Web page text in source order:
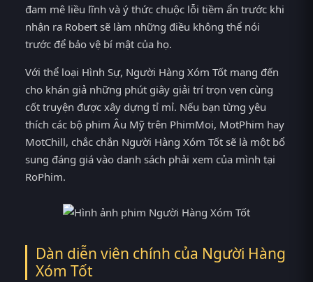
đam mê liều lĩnh và ý thức chuộc lỗi tiềm ẩn trước khi
nhận ra Robert sẽ làm những điều không thể nói
trước để bảo vệ bí mật của họ.
Với thể loại Hình Sự, Người Hàng Xóm Tốt mang đến
cho khán giả những phút giây giải trí trọn vẹn cùng
cốt truyện được xây dựng tỉ mỉ. Nếu bạn từng yêu
thích các bộ phim Âu Mỹ trên PhimMoi, MotPhim hay
MotChill, chắc chắn Người Hàng Xóm Tốt sẽ là một bổ
sung đáng giá vào danh sách phải xem của mình tại
RoPhim.
Dàn diễn viên chính của Người Hàng
Xóm Tốt